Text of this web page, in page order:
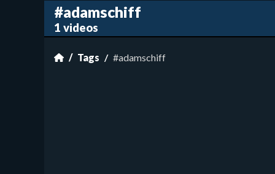
#adamschiff
1 videos
Tags #adamschiff